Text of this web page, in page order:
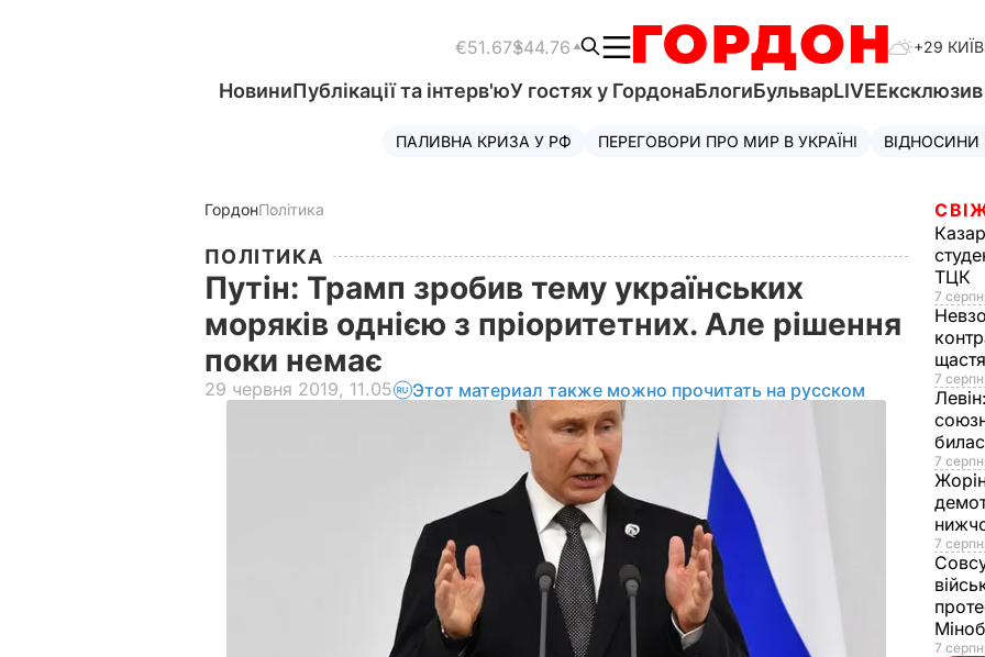
€51.67$44.76 +29 КИЇВ
НовиниПублікації та інтерв'юУ гостях у ГордонаБлогиБульварLIVEЕксклюзив
ПАЛИВНА КРИЗА У РФ ПЕРЕГОВОРИ ПРО МИР В УКРАЇНІ
ГордонПолітика
ПОЛІТИКА
Путін: Трамп зробив тему українських
моряків однією з пріоритетних. Але рішення
поки немає
29 червня 2019, 11.05 Этот материал также можно прочитать на русском
ТЦК
7
щастя
7
Левін:
7
7
7